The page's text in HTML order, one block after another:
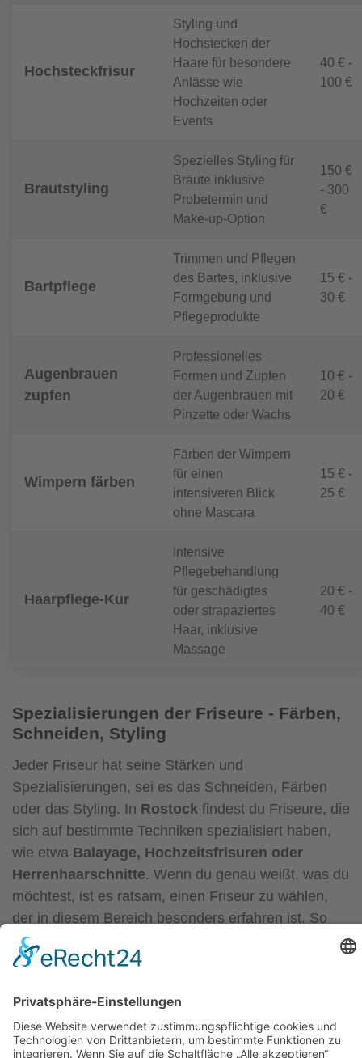
Hochsteckfrisur
Styling und
Hochstecken der
Haare für besondere
Anlässe wie
Hochzeiten oder
Events
40 € -
100 €
Brautstyling
Spezielles Styling für
Bräute inklusive
Probetermin und
Make-up-Option
150 €
- 300
€
Bartpflege
Trimmen und Pflegen
des Bartes, inklusive
Formgebung und
Pflegeprodukte
15 € -
30 €
Augenbrauen
zupfen
Professionelles
Formen und Zupfen
der Augenbrauen mit
Pinzette oder Wachs
10 € -
20 €
Wimpern färben
Färben der Wimpern
für einen
intensiveren Blick
ohne Mascara
15 € -
25 €
Haarpflege-Kur
Intensive
Pflegebehandlung
für geschädigtes
oder strapaziertes
Haar, inklusive
Massage
20 € -
40 €
Spezialisierungen der Friseure - Färben,
Schneiden, Styling
Jeder Friseur hat seine Stärken und
Spezialisierungen, sei es das Schneiden, Färben
oder das Styling. In Rostock findest du Friseure, die
sich auf bestimmte Techniken spezialisiert haben,
wie etwa Balayage, Hochzeitsfrisuren oder
Herrenhaarschnitte. Wenn du genau weißt, was du
möchtest, ist es ratsam, einen Friseur zu wählen,
der in diesem Bereich besonders erfahren ist. So
kannst du sicher sein, dass das Ergebnis perfekt
wird und deine Erwartungen erfüllt.
Preis-Leistungs-Verhältnis - Qualität zu
fairen Preisen